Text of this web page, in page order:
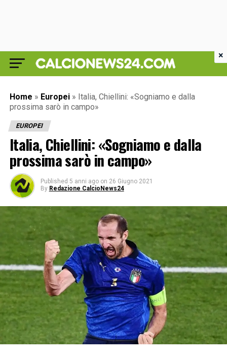
Home » Europei » Italia, Chiellini: «Sogniamo e dalla
prossima sarò in campo»
EUROPEI
Italia, Chiellini: «Sogniamo e dalla
prossima sarò in campo»
Published 5 anni ago on 26 Giugno 2021
By Redazione CalcioNews24
×